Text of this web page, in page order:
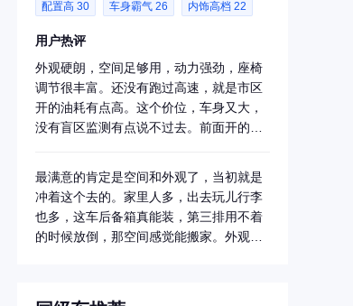
配置高 30 车身霸气 26 内饰高档 22
用户热评
外观硬朗，空间足够用，动力强劲，座椅
调节很丰富。还没有跑过高速，就是市区
开的油耗有点高。这个价位，车身又大，
没有盲区监测有点说不过去。前面开的传
最满意的肯定是空间和外观了，当初就是
冲着这个去的。家里人多，出去玩儿行李
也多，这车后备箱真能装，第三排用不着
的时候放倒，那空间感觉能搬家。外观不